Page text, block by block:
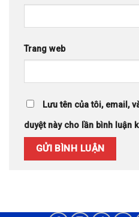
Trang web
Lưu tên của tôi, email,
duyệt này cho lần bình luận